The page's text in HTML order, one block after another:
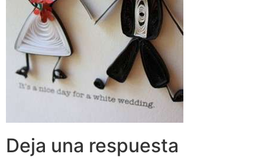
Deja una respuesta